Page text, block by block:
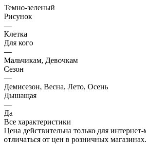
Темно-зеленый
Рисунок
—
Клетка
Для кого
—
Мальчикам, Девочкам
Сезон
—
Демисезон, Весна, Лето, Осень
Дышащая
—
Да
Все характеристики
Цена действительна только для
отличаться от цен в розничных магазинах.